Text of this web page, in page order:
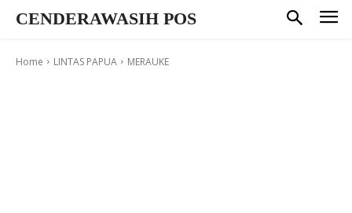
CENDERAWASIH POS
Home LINTAS PAPUA MERAUKE